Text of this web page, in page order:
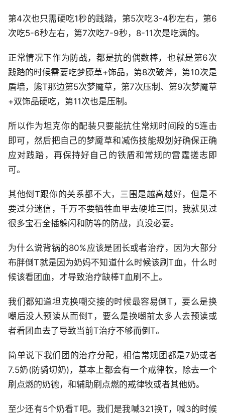
第4次也只需硬吃1秒的践踏，第5次吃3-4秒左右，第6
次吃5-6秒左右，第7次吃7-9秒，8-11次是吃满的。
正常情况下作为防战，都是抗的偶数棒，也就是第6次
践踏的时候需要吃梦魇草+饰品，第8次破斧，第10次是
盾墙，熊T那边第5次梦魇草，第7次压制、第9次梦魇草
+双饰品硬吃，第11次也是压制。
所以作为坦克你的配装只要能抗住常规时间段的5连击
即可，然后把自己的梦魇草和减伤技能规划好确保正确
应对践踏，再保持好自己的铁盾和常规的雷霆搓志即
可。
其他倒T跟你的关系都不大，三围是越高越好，但是不
要过分迷信，千万不要牺牲血甲去硬堆三围，我就见过
很多宝石全插躲闪和防等的防战，真没必要。
为什么说背锅的80%应该是团长或者治疗，因为大部分
布胖倒T就是因为奶妈不知道什么时候该刷T血，什么时
候该看团血，才导致治疗缺棒T血刷不上。
我们都知道坦克换嘲交接的时候最容易倒T，要么是换
嘲后没人预读从而倒T，要么是换嘲前太多人去预读或
者看团血去了导致当前T治疗不够而倒T。
简单说下我们团的治疗分配，相信常规团都是7奶或者
7.5奶(防骑切奶)，基本上都会有一个戒律牧，除去一个
刷点燃的奶德，和辅助刷点燃的戒律牧或者其他奶。
至少还有5个奶看T吧。我们是我喊321换T，喊3的时候